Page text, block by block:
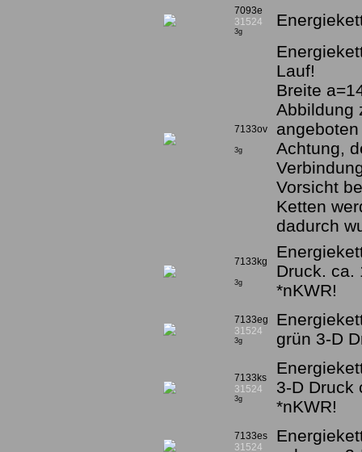
7093e
31524
3g
7133ov
3g
Lauf!
Breite
Abbildung
Achtung,
Vorsicht
Ketten
dadurch
7133kg
3g
Druck. ca.
*nKWR!
7133eg
31524
3g
grün 3-D
7133ks
31524
3g
3-D Druck
*nKWR!
7133es
31524